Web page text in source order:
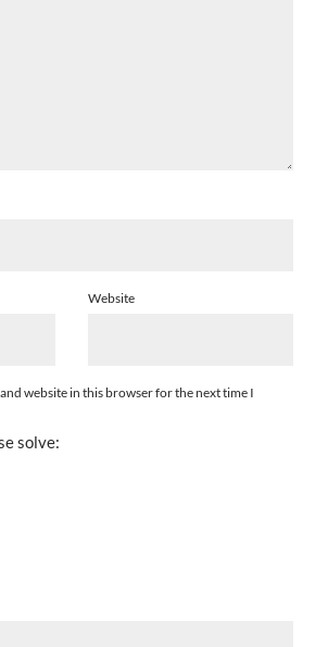
Website
website in this browser for the next time I
solve: